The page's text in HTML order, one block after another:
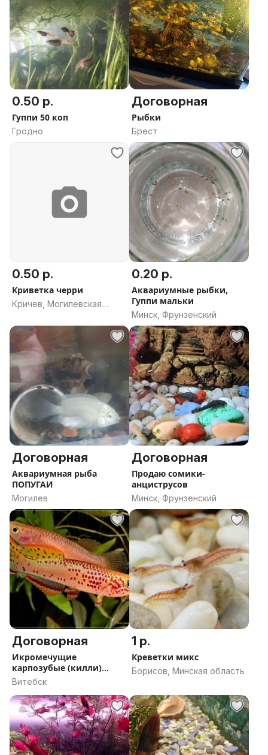
0.50 р.
Гуппи 50 коп
Гродно
Договорная
Рыбки
Брест
0.50 р.
Криветка черри
Кричев, Могилевская
0.20 р.
Аквариумные рыбки,
Гуппи мальки
Минск, Фрунзенский
Договорная
Аквариумная рыба
ПОПУГАИ
Могилев
Договорная
Продаю сомики-
анциструсов
Минск, Фрунзенский
Договорная
Икромечущие
карпозубые (килли)
рыбы
Витебск
1 р.
Креветки микс
Борисов, Минская область